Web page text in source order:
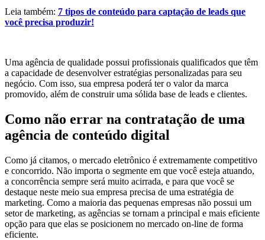
Leia também: 7 tipos de conteúdo para captação de leads que
você precisa produzir!
Uma agência de qualidade possui profissionais qualificados que têm
a capacidade de desenvolver estratégias personalizadas para seu
negócio. Com isso, sua empresa poderá ter o valor da marca
promovido, além de construir uma sólida base de leads e clientes.
Como não errar na contratação de uma
agência de conteúdo digital
Como já citamos, o mercado eletrônico é extremamente competitivo
e concorrido. Não importa o segmente em que você esteja atuando,
a concorrência sempre será muito acirrada, e para que você se
destaque neste meio sua empresa precisa de uma estratégia de
marketing. Como a maioria das pequenas empresas não possui um
setor de marketing, as agências se tornam a principal e mais eficiente
opção para que elas se posicionem no mercado on-line de forma
eficiente.